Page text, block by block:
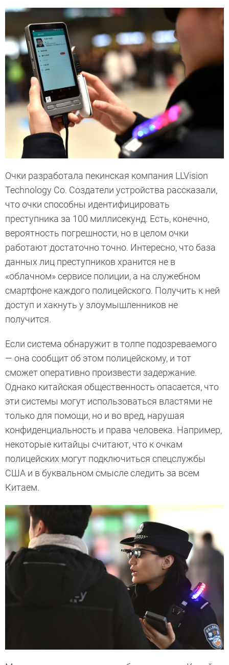
Очки разработала пекинская компания LLVision
Technology Co. Создатели устройства рассказали,
что очки способны идентифицировать
преступника за 100 миллисекунд. Есть, конечно,
вероятность погрешности, но в целом очки
работают достаточно точно. Интересно, что база
данных лиц преступников хранится не в
«облачном» сервисе полиции, а на служебном
смартфоне каждого полицейского. Получить к ней
доступ и хакнуть у злоумышленников не
получится.
Если система обнаружит в толпе подозреваемого
— она сообщит об этом полицейскому, и тот
сможет оперативно произвести задержание.
Однако китайская общественность опасается, что
эти системы могут использоваться властями не
только для помощи, но и во вред, нарушая
конфиденциальность и права человека. Например,
некоторые китайцы считают, что к очкам
полицейских могут подключиться спецслужбы
США и в буквальном смысле следить за всем
Китаем.